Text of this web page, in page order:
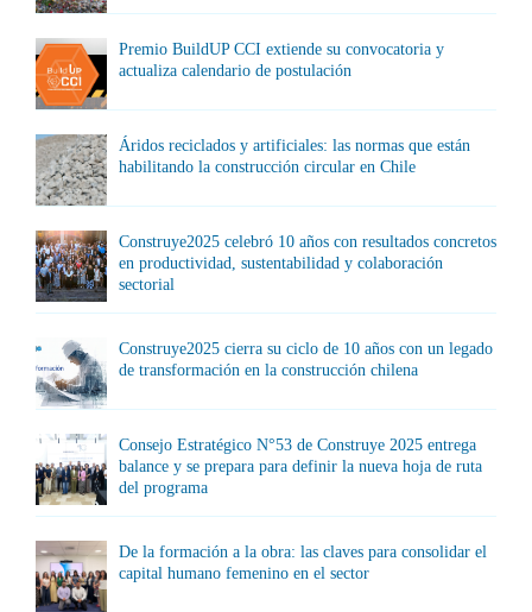
Premio BuildUP CCI extiende su convocatoria y
actualiza calendario de postulación
Áridos reciclados y artificiales: las normas que están
habilitando la construcción circular en Chile
Construye2025 celebró 10 años con resultados concretos
en productividad, sustentabilidad y colaboración
sectorial
Construye2025 cierra su ciclo de 10 años con un legado
de transformación en la construcción chilena
Consejo Estratégico N°53 de Construye 2025 entrega
balance y se prepara para definir la nueva hoja de ruta
del programa
De la formación a la obra: las claves para consolidar el
capital humano femenino en el sector